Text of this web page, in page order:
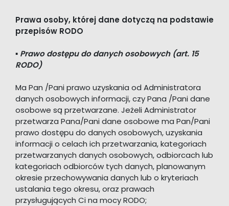
Prawa osoby, której dane dotyczą na podstawie
przepisów RODO
▪ Prawo dostępu do danych osobowych (art. 15
RODO)
Ma Pan /Pani prawo uzyskania od Administratora
danych osobowych informacji, czy Pana /Pani dane
osobowe są przetwarzane. Jeżeli Administrator
przetwarza Pana/Pani dane osobowe ma Pan/Pani
prawo dostępu do danych osobowych, uzyskania
informacji o celach ich przetwarzania, kategoriach
przetwarzanych danych osobowych, odbiorcach lub
kategoriach odbiorców tych danych, planowanym
okresie przechowywania danych lub o kryteriach
ustalania tego okresu, oraz prawach
przysługujących Ci na mocy RODO;